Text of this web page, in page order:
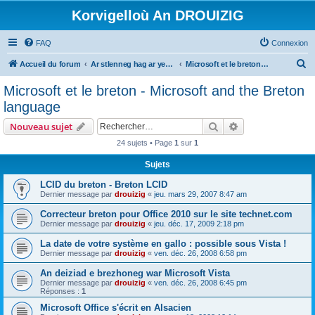
Korvigelloù An DROUIZIG
FAQ Connexion
Accueil du forum Ar stlenneg hag ar yezhoù bihan er bed a-bezh Microsoft et le breton - Microsoft and the Breton language
Microsoft et le breton - Microsoft and the Breton
language
Nouveau sujet Rechercher
24 sujets • Page 1 sur 1
Sujets
LCID du breton - Breton LCID
Dernier message par drouizig « jeu. mars 29, 2007 8:47 am
Correcteur breton pour Office 2010 sur le site technet.com
Dernier message par drouizig « jeu. déc. 17, 2009 2:18 pm
La date de votre système en gallo : possible sous Vista !
Dernier message par drouizig « ven. déc. 26, 2008 6:58 pm
An deiziad e brezhoneg war Microsoft Vista
Dernier message par drouizig « ven. déc. 26, 2008 6:45 pm
Réponses : 1
Microsoft Office s'écrit en Alsacien